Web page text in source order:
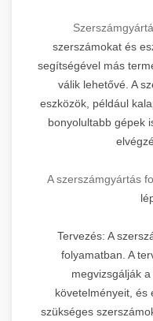
szerszámokat és
segítségével más
válik lehetővé. A
eszközök, például
bonyolultabb gépek
A szerszámgyártás
Tervezés: A
folyamatban. A
megvizsgálják
követelményeit, és
szükséges